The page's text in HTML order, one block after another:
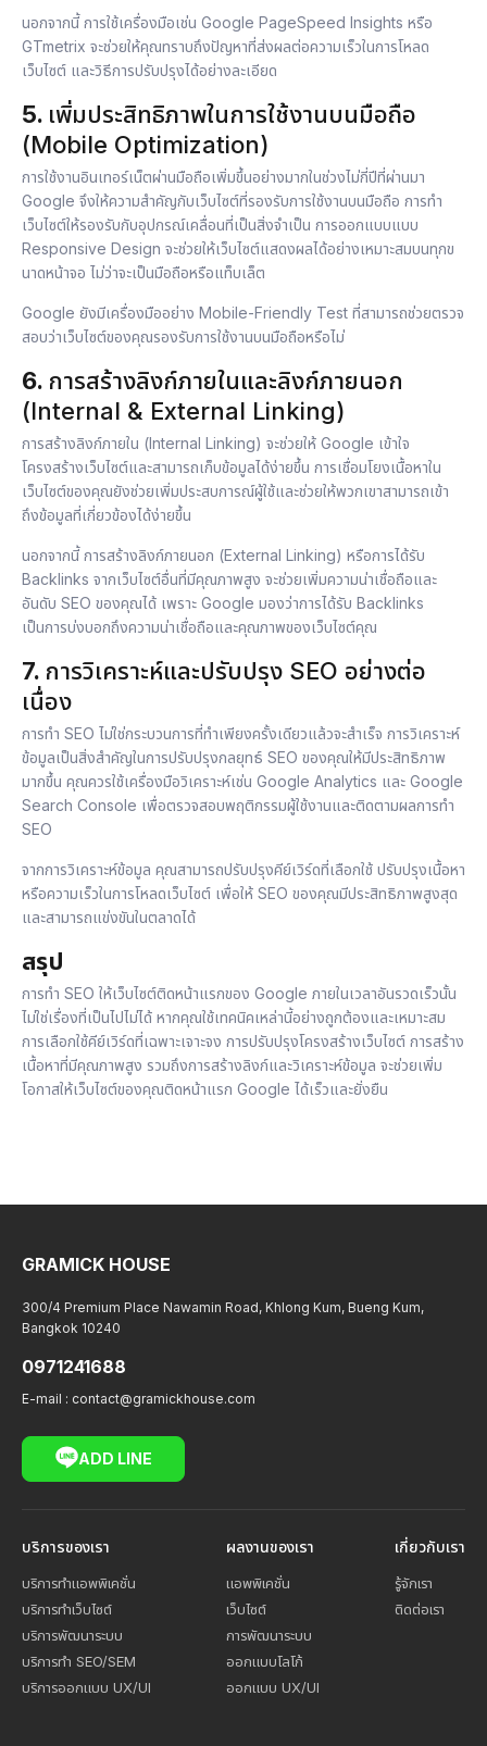
นอกจากนี้ การใช้เครื่องมือเช่น Google PageSpeed Insights หรือ
GTmetrix จะช่วยให้คุณทราบถึงปัญหาที่ส่งผลต่อความเร็วในการโหลด
เว็บไซต์ และวิธีการปรับปรุงได้อย่างละเอียด
5. เพิ่มประสิทธิภาพในการใช้งานบนมือถือ
(Mobile Optimization)
การใช้งานอินเทอร์เน็ตผ่านมือถือเพิ่มขึ้นอย่างมากในช่วงไม่กี่ปีที่ผ่านมา
Google จึงให้ความสำคัญกับเว็บไซต์ที่รองรับการใช้งานบนมือถือ การทำ
เว็บไซต์ให้รองรับกับอุปกรณ์เคลื่อนที่เป็นสิ่งจำเป็น การออกแบบแบบ
Responsive Design จะช่วยให้เว็บไซต์แสดงผลได้อย่างเหมาะสมบนทุกข
นาดหน้าจอ ไม่ว่าจะเป็นมือถือหรือแท็บเล็ต
Google ยังมีเครื่องมืออย่าง Mobile-Friendly Test ที่สามารถช่วยตรวจ
สอบว่าเว็บไซต์ของคุณรองรับการใช้งานบนมือถือหรือไม่
6. การสร้างลิงก์ภายในและลิงก์ภายนอก
(Internal & External Linking)
การสร้างลิงก์ภายใน (Internal Linking) จะช่วยให้ Google เข้าใจ
โครงสร้างเว็บไซต์และสามารถเก็บข้อมูลได้ง่ายขึ้น การเชื่อมโยงเนื้อหาใน
เว็บไซต์ของคุณยังช่วยเพิ่มประสบการณ์ผู้ใช้และช่วยให้พวกเขาสามารถเข้า
ถึงข้อมูลที่เกี่ยวข้องได้ง่ายขึ้น
นอกจากนี้ การสร้างลิงก์ภายนอก (External Linking) หรือการได้รับ
Backlinks จากเว็บไซต์อื่นที่มีคุณภาพสูง จะช่วยเพิ่มความน่าเชื่อถือและ
อันดับ SEO ของคุณได้ เพราะ Google มองว่าการได้รับ Backlinks
เป็นการบ่งบอกถึงความน่าเชื่อถือและคุณภาพของเว็บไซต์คุณ
7. การวิเคราะห์และปรับปรุง SEO อย่างต่อ
เนื่อง
การทำ SEO ไม่ใช่กระบวนการที่ทำเพียงครั้งเดียวแล้วจะสำเร็จ การวิเคราะห์
ข้อมูลเป็นสิ่งสำคัญในการปรับปรุงกลยุทธ์ SEO ของคุณให้มีประสิทธิภาพ
มากขึ้น คุณควรใช้เครื่องมือวิเคราะห์เช่น Google Analytics และ Google
Search Console เพื่อตรวจสอบพฤติกรรมผู้ใช้งานและติดตามผลการทำ
SEO
จากการวิเคราะห์ข้อมูล คุณสามารถปรับปรุงคีย์เวิร์ดที่เลือกใช้ ปรับปรุงเนื้อหา
หรือความเร็วในการโหลดเว็บไซต์ เพื่อให้ SEO ของคุณมีประสิทธิภาพสูงสุด
และสามารถแข่งขันในตลาดได้
สรุป
การทำ SEO ให้เว็บไซต์ติดหน้าแรกของ Google ภายในเวลาอันรวดเร็วนั้น
ไม่ใช่เรื่องที่เป็นไปไม่ได้ หากคุณใช้เทคนิคเหล่านี้อย่างถูกต้องและเหมาะสม
การเลือกใช้คีย์เวิร์ดที่เฉพาะเจาะจง การปรับปรุงโครงสร้างเว็บไซต์ การสร้าง
เนื้อหาที่มีคุณภาพสูง รวมถึงการสร้างลิงก์และวิเคราะห์ข้อมูล จะช่วยเพิ่ม
โอกาสให้เว็บไซต์ของคุณติดหน้าแรก Google ได้เร็วและยั่งยืน
GRAMICK HOUSE
300/4 Premium Place Nawamin Road, Khlong Kum, Bueng Kum,
Bangkok 10240
0971241688
E-mail : contact@gramickhouse.com
ADD LINE
บริการของเรา
บริการทำแอพพิเคชั่น
บริการทำเว็บไซต์
บริการพัฒนาระบบ
บริการทำ SEO/SEM
บริการออกแบบ UX/UI
ผลงานของเรา
แอพพิเคชั่น
เว็บไซต์
การพัฒนาระบบ
ออกแบบโลโก้
ออกแบบ UX/UI
เกี่ยวกับเรา
รู้จักเรา
ติดต่อเรา